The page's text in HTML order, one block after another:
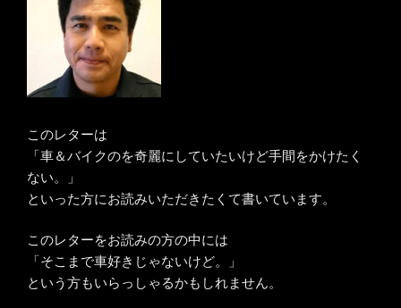
このレターは
「車＆バイクのを奇麗にしていたいけど手間をかけたく
ない。」
といった方にお読みいただきたくて書いています。
このレターをお読みの方の中には
「そこまで車好きじゃないけど。」
という方もいらっしゃるかもしれません。